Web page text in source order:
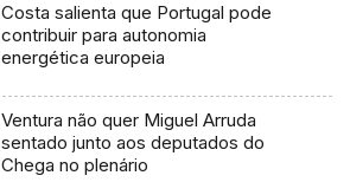
Costa salienta que Portugal pode
contribuir para autonomia
energética europeia
Ventura não quer Miguel Arruda
sentado junto aos deputados do
Chega no plenário